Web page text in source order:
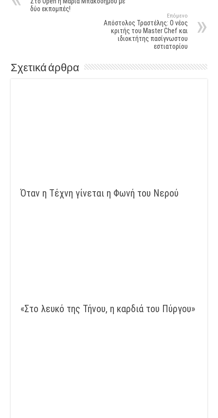
δύο εκπομπές!
Επόμενο
Απόστολος Τραστέλης: Ο νέος
κριτής του Master Chef και
ιδιοκτήτης πασίγνωστου
εστιατορίου
Σχετικά άρθρα
Όταν η Τέχνη γίνεται η Φωνή του Νερού
«Στο λευκό της Τήνου, η καρδιά του Πύργου»